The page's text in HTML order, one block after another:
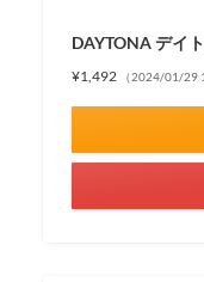
DAYTONA デイ
¥1,492 （2024/01/29